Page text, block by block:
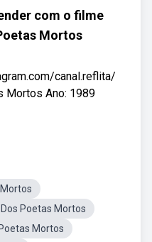
com o filme
Mortos
canal.reflita/
Mortos Ano: 1989
Poetas Mortos
Mortos